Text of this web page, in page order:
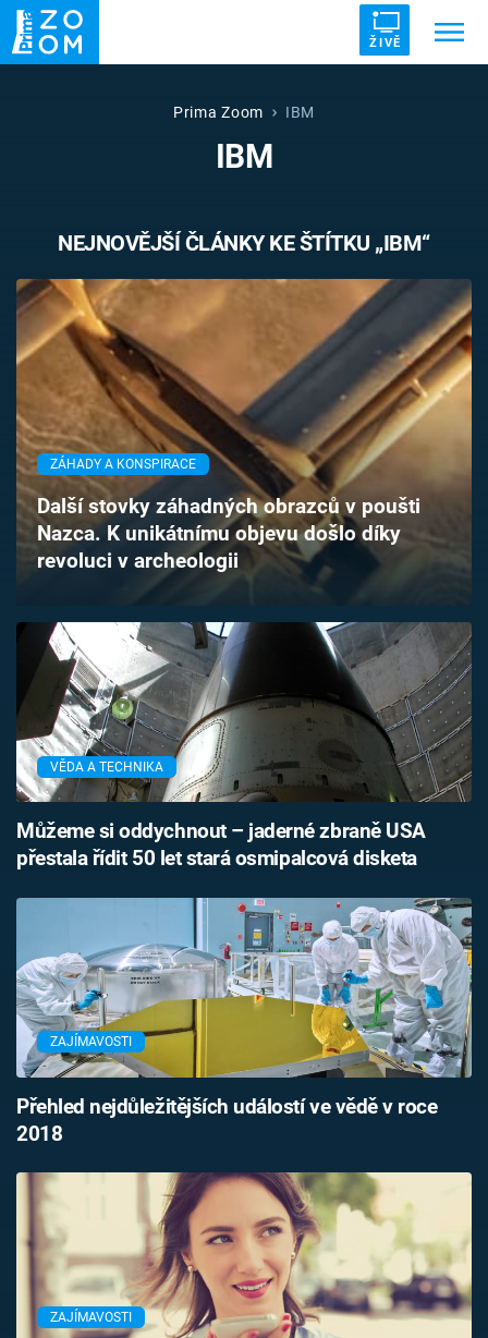
ŽIVĚ
UFO DRUHÁ SVĚTOVÁ VÁLKA
VETŘELCI DÁVNOVĚKU
Témata
Témata
Pořady
TV Program
Časopis
Sledujte prima+
Přihlášení
Sledujte nás
Prima Zoom IBM
IBM
NEJNOVĚJŠÍ ČLÁNKY KE ŠTÍTKU „IBM“
ZÁHADY A KONSPIRACE
Další stovky záhadných obrazců v poušti
Nazca. K unikátnímu objevu došlo díky
revoluci v archeologii
VĚDA A TECHNIKA
Můžeme si oddychnout – jaderné zbraně USA
přestala řídit 50 let stará osmipalcová disketa
ZAJÍMAVOSTI
Přehled nejdůležitějších událostí ve vědě v roce
2018
ZAJÍMAVOSTI